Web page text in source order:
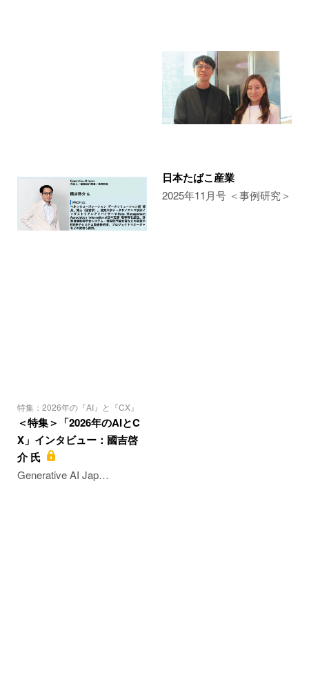
特集：2026年の『AI』と『CX』
＜特集＞「2026年のAIとC
X」インタビュー：國吉啓
介 氏
Generative AI Jap…
日本たばこ産業
2025年11月号 ＜事例研究＞